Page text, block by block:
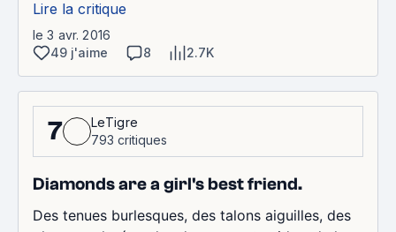
Lire la critique
le 3 avr. 2016
49 j'aime
8 2.7K
7
LeTigre
793 critiques
Diamonds are a girl's best friend.
Des tenues burlesques, des talons aiguilles, des